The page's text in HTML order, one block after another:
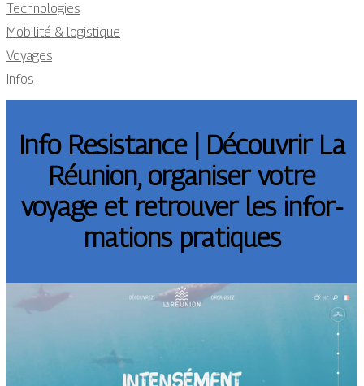
Technologies
Mobilité & logistique
Voyages
Infos
Info Resistance | Découvrir La
Réunion, organiser votre
voyage et retrouver les infor­
ma­tions pratiques